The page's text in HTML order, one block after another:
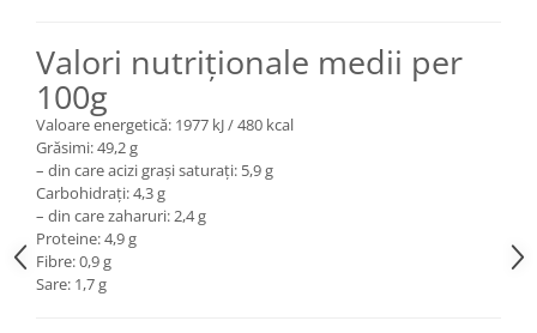
Valori nutriționale medii per
100g
Valoare energetică: 1977 kJ / 480 kcal
Grăsimi: 49,2 g
– din care acizi grași saturați: 5,9 g
Carbohidrați: 4,3 g
– din care zaharuri: 2,4 g
Proteine: 4,9 g
Fibre: 0,9 g
Sare: 1,7 g